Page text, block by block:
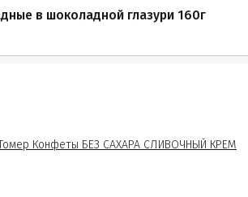
в шоколадной глазури 160г